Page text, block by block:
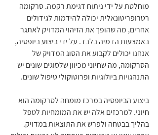
מוחלטת על ידי ניתוח דגימת רקמה. סרקומה
רטרופריטונאלית יכולה להידמות לגידולים
אחרים, מה שהופך את הזיהוי המדויק לאתגר
באמצעות הדמיה בלבד. על ידי ביצוע ביופסיה,
אנחנו יכולים לקבוע את הסוג המדויק של
הסרקומה, מה שחיוני מכיוון שלסוגים שונים יש
התנהגויות ביולוגיות ופרוטוקולי טיפול שונים.
ביצוע הביופסיה במרכז מומחה לסרקומה הוא
חיוני. למרכזים אלה יש את המומחיות לטפל
בהליך בבטחה ולפרש את התוצאות במדויק.